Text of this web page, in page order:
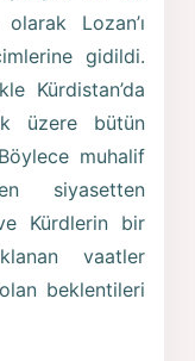
Lozan’ı
gidildi.
Kürdistan’da
üzere bütün
muhalif
siyasetten
Kürdlerin bir
vaatler
beklentileri